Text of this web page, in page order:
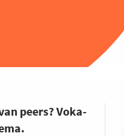
peers? Voka-